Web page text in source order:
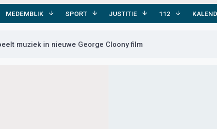
MEDEMBLIK SPORT JUSTITIE 112
muziek in nieuwe George Cloony film